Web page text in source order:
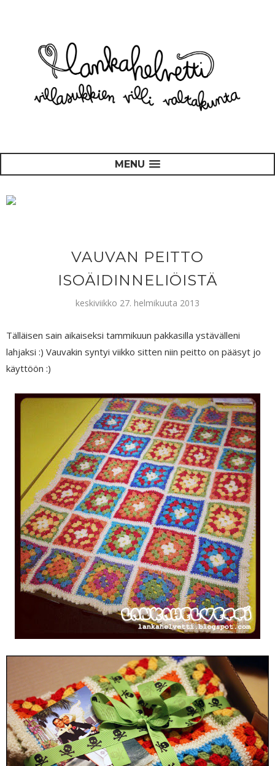
MENU
VAUVAN PEITTO
ISOÄIDINNELIÖISTÄ
keskiviikko 27. helmikuuta 2013
Tälläisen sain aikaiseksi tammikuun pakkasilla ystävälleni
lahjaksi :) Vauvakin syntyi viikko sitten niin peitto on pääsyt jo
käyttöön :)